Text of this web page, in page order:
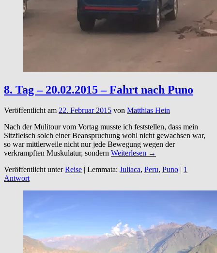
8. Tag – 20.02.2015 – Fahrt nach Puno
Veröffentlicht am 22. Februar 2015 von Matthias Hein
Nach der Mulitour vom Vortag musste ich feststellen, dass mein
Sitzfleisch solch einer Beanspruchung wohl nicht gewachsen war,
so war mittlerweile nicht nur jede Bewegung wegen der
verkrampften Muskulatur, sondern Weiterlesen →
Veröffentlicht unterReise | Lemmata: Juliaca, Peru, Puno | 1
Antwort